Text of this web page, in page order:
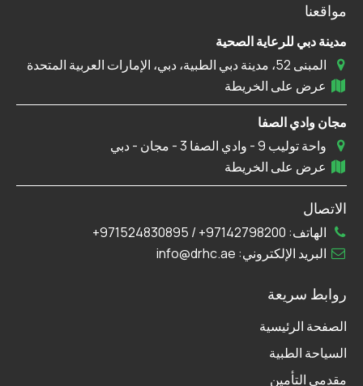
روابط سريعة
الصفحة الرئيسية
السياحة الطبية
مقدمي التأمين
مواقعنا
مدينة دبي للرعاية الصحية
المبنى 52، مدينة دبي الطبية، دبي، الإمارات العربية المتحدة
عرض على الخريطة
مجان وادي الصفا
واحة توليب 9 - وادي الصفا 3 - مجان - دبي
عرض على الخريطة
الاتصال
الهاتف: 97142798200+
/
971524830895+
البريد الإلكتروني: info@drhc.ae